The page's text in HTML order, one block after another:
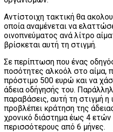
Αντίστοιχη τακτική θα
οποία αναμένεται να
οινοπνεύματος ανά λίτρο
βρίσκεται αυτή τη στιγμή.
Σε περίπτωση που ένας
ποσότητες αλκοόλ στο αίμα,
πρόστιμο 500 ευρώ και να
άδεια οδήγησής του.
παραβάσεις, αυτή τη στιγμή η
προβλέπει κράτηση της
χρονικό διάστημα έως 4 ετών
περισσότερους από 6 μήνες.